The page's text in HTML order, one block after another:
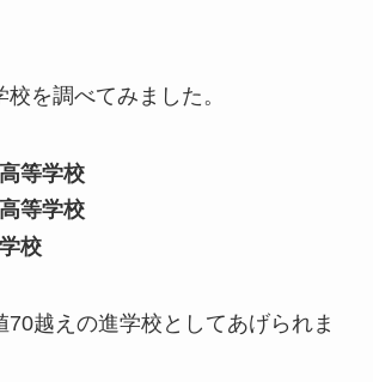
を調べてみました。
等学校
等学校
校
70越えの進学校としてあげられま